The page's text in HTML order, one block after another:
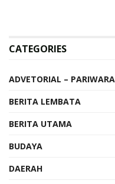
CATEGORIES
ADVETORIAL – PARIWARA
BERITA LEMBATA
BERITA UTAMA
BUDAYA
DAERAH